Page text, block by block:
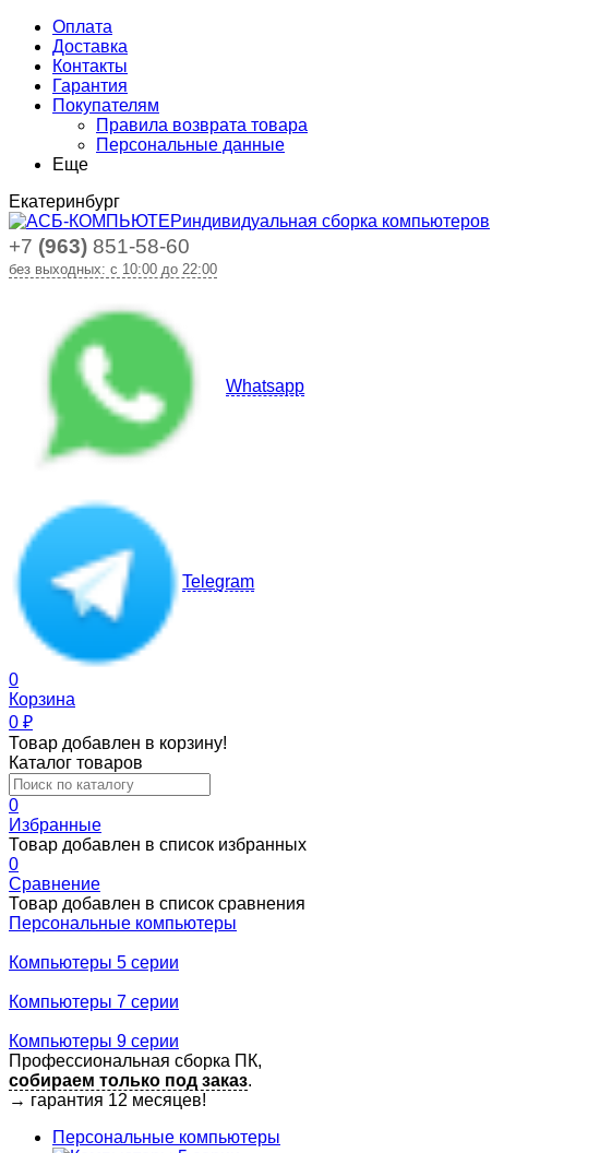
Оплата
Доставка
Контакты
Гарантия
Покупателям
Правила возврата товара
Персональные данные
Еще
Екатеринбург
индивидуальная сборка компьютеров
+7 (963) 851-58-60
без выходных: с 10:00 до 22:00
Whatsapp
Telegram
0
Корзина
0 ₽
Товар добавлен в корзину!
Каталог товаров
0
Избранные
Товар добавлен в список избранных
0
Сравнение
Товар добавлен в список сравнения
Персональные компьютеры
Компьютеры 5 серии
Компьютеры 7 серии
Компьютеры 9 серии
Профессиональная сборка ПК,
собираем только под заказ.
→ гарантия 12 месяцев!
Персональные компьютеры